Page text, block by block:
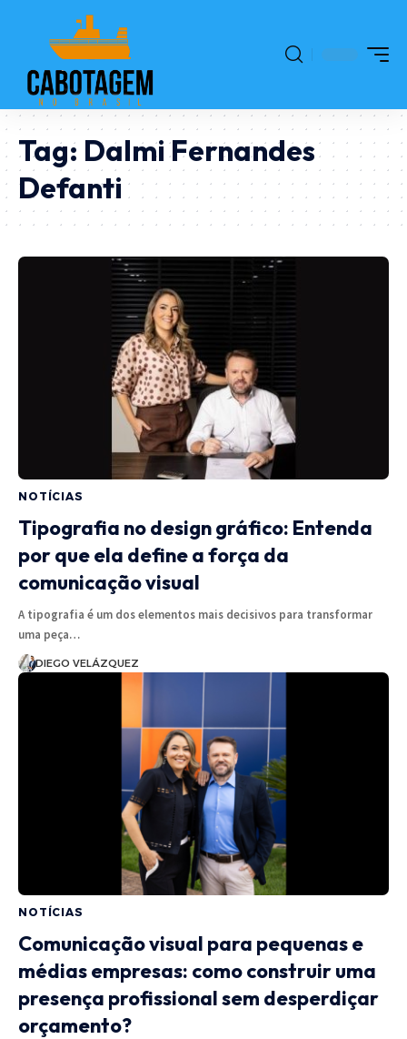
Tag: Dalmi Fernandes
Defanti
NOTÍCIAS
Tipografia no design gráfico: Entenda
por que ela define a força da
comunicação visual
A tipografia é um dos elementos mais decisivos para transformar
uma peça…
DIEGO VELÁZQUEZ
NOTÍCIAS
Comunicação visual para pequenas e
médias empresas: como construir uma
presença profissional sem desperdiçar
orçamento?